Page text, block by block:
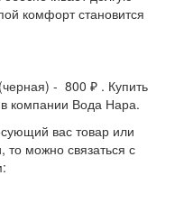
комфорт становится
- 800 ₽ . Купить
в компании Вода Нара.
вас товар или
то можно связаться с